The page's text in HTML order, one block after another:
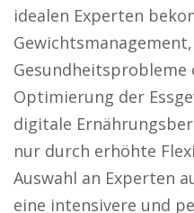
idealen Experten
Gesundheitsprobleme
Optimierung der
digitale
nur durch erhöhte
Auswahl an Experten
eine intensivere und